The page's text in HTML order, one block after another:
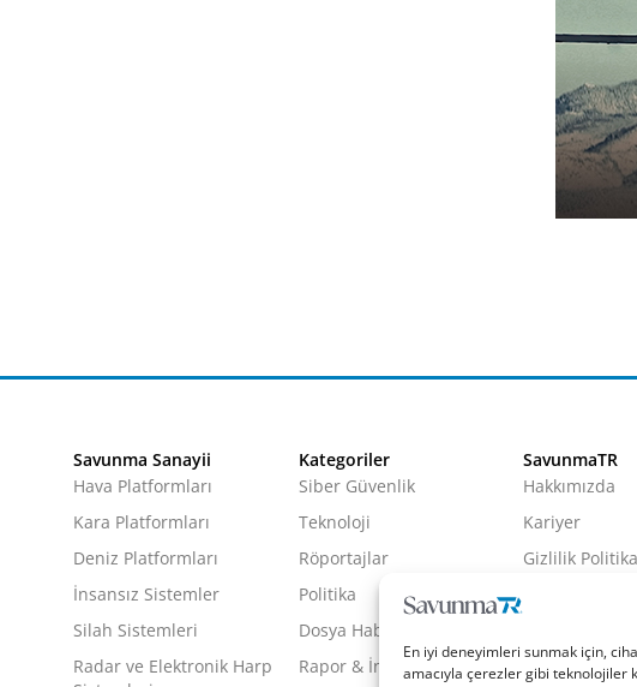
En iyi deneyimleri sunmak için,
amacıyla çerezler gibi teknolojiler
Savunma Sanayii
Hava Platformları
Kara Platformları
Deniz Platformları
İnsansız Sistemler
Silah Sistemleri
Radar ve Elektronik Harp
Kategoriler
Siber Güvenlik
Teknoloji
Röportajlar
Politika
Dosya Haber
Rapor & İnfografik
SavunmaTR
Hakkımızda
Kariyer
Gizlilik